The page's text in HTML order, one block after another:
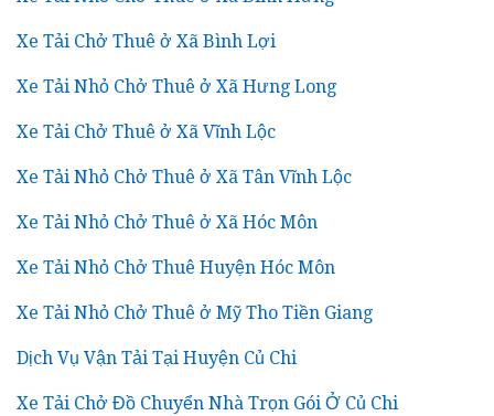
Xe Tải Chở Thuê ở Xã Bình Lợi
Xe Tải Nhỏ Chở Thuê ở Xã Hưng Long
Xe Tải Chở Thuê ở Xã Vĩnh Lộc
Xe Tải Nhỏ Chở Thuê ở Xã Tân Vĩnh Lộc
Xe Tải Nhỏ Chở Thuê ở Xã Hóc Môn
Xe Tải Nhỏ Chở Thuê Huyện Hóc Môn
Xe Tải Nhỏ Chở Thuê ở Mỹ Tho Tiền Giang
Dịch Vụ Vận Tải Tại Huyện Củ Chi
Xe Tải Chở Đồ Chuyển Nhà Trọn Gói Ở Củ Chi